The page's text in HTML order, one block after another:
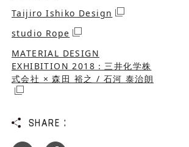
Taijiro Ishiko Design
studio Rope
MATERIAL DESIGN
EXHIBITION 2018：三井化学株
式会社 × 森田 裕之 / 石河 泰治朗
SHARE :